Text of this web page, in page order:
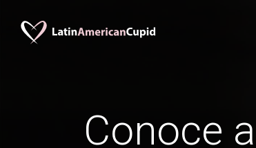
Conoce